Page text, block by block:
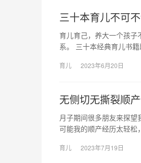
三十本育儿不可
育儿育己，养大一个孩
系。 三十本经典育儿书
育儿 2023年6月20日
无侧切无撕裂顺
月子期间很多朋友来探望
可能我的顺产经历太轻
育儿 2023年7月19日